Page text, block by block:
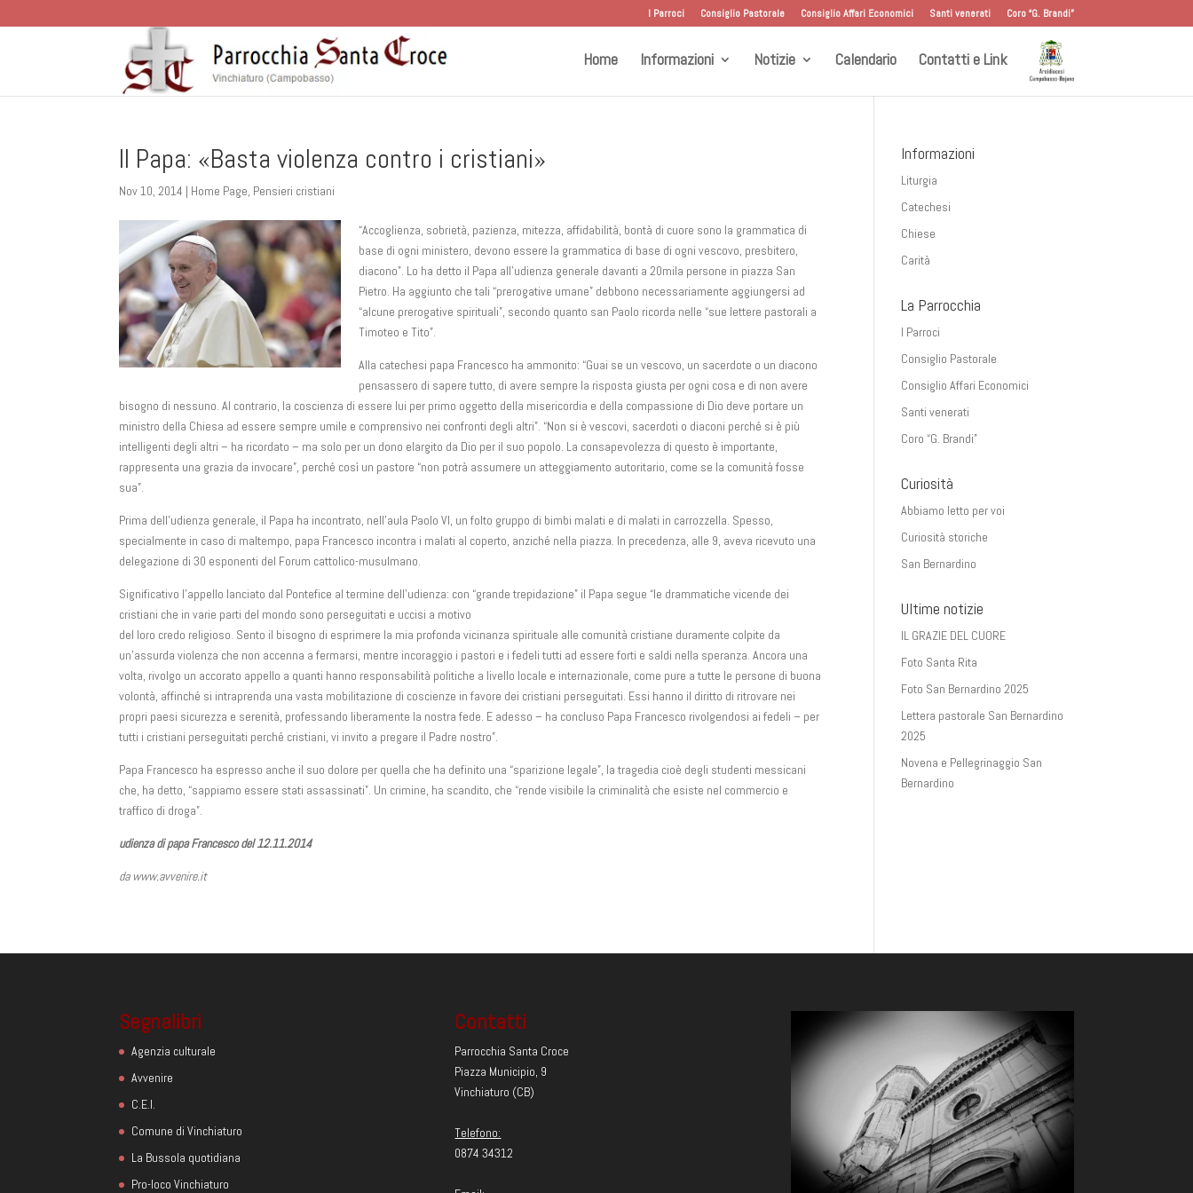
I Parroci Consiglio Pastorale Consiglio Affari Economici Santi venerati Coro “G. Brandi”
Home Informazioni Notizie Calendario Contatti e Link
Il Papa: «Basta violenza contro i cristiani»
Nov 10, 2014 | Home Page, Pensieri cristiani
“Accoglienza, sobrietà, pazienza, mitezza, affidabilità, bontà di cuore sono la grammatica di
base di ogni ministero, devono essere la grammatica di base di ogni vescovo, presbitero,
diacono”. Lo ha detto il Papa all’udienza generale davanti a 20mila persone in piazza San
Pietro. Ha aggiunto che tali “prerogative umane” debbono necessariamente aggiungersi ad
“alcune prerogative spirituali”, secondo quanto san Paolo ricorda nelle “sue lettere pastorali a
Timoteo e Tito”.
Alla catechesi papa Francesco ha ammonito: “Guai se un vescovo, un sacerdote o un diacono
pensassero di sapere tutto, di avere sempre la risposta giusta per ogni cosa e di non avere
bisogno di nessuno. Al contrario, la coscienza di essere lui per primo oggetto della misericordia e della compassione di Dio deve portare un
ministro della Chiesa ad essere sempre umile e comprensivo nei confronti degli altri”. “Non si è vescovi, sacerdoti o diaconi perché si è più
intelligenti degli altri – ha ricordato – ma solo per un dono elargito da Dio per il suo popolo. La consapevolezza di questo è importante,
rappresenta una grazia da invocare”, perché così un pastore “non potrà assumere un atteggiamento autoritario, come se la comunità fosse
sua”.
Prima dell’udienza generale, il Papa ha incontrato, nell’aula Paolo VI, un folto gruppo di bimbi malati e di malati in carrozzella. Spesso,
specialmente in caso di maltempo, papa Francesco incontra i malati al coperto, anziché nella piazza. In precedenza, alle 9, aveva ricevuto una
delegazione di 30 esponenti del Forum cattolico-musulmano.
Significativo l’appello lanciato dal Pontefice al termine dell’udienza: con “grande trepidazione” il Papa segue “le drammatiche vicende dei
cristiani che in varie parti del mondo sono perseguitati e uccisi a motivo
del loro credo religioso. Sento il bisogno di esprimere la mia profonda vicinanza spirituale alle comunità cristiane duramente colpite da
un’assurda violenza che non accenna a fermarsi, mentre incoraggio i pastori e i fedeli tutti ad essere forti e saldi nella speranza. Ancora una
volta, rivolgo un accorato appello a quanti hanno responsabilità politiche a livello locale e internazionale, come pure a tutte le persone di buona
volontà, affinché si intraprenda una vasta mobilitazione di coscienze in favore dei cristiani perseguitati. Essi hanno il diritto di ritrovare nei
propri paesi sicurezza e serenità, professando liberamente la nostra fede. E adesso – ha concluso Papa Francesco rivolgendosi ai fedeli – per
tutti i cristiani perseguitati perché cristiani, vi invito a pregare il Padre nostro”.
Papa Francesco ha espresso anche il suo dolore per quella che ha definito una “sparizione legale”, la tragedia cioè degli studenti messicani
che, ha detto, “sappiamo essere stati assassinati”. Un crimine, ha scandito, che “rende visibile la criminalità che esiste nel commercio e
traffico di droga”.
udienza di papa Francesco del 12.11.2014
da www.avvenire.it
Informazioni
Liturgia
Catechesi
Chiese
Carità
La Parrocchia
I Parroci
Consiglio Pastorale
Consiglio Affari Economici
Santi venerati
Coro “G. Brandi”
Curiosità
Abbiamo letto per voi
Curiosità storiche
San Bernardino
Ultime notizie
IL GRAZIE DEL CUORE
Foto Santa Rita
Foto San Bernardino 2025
Lettera pastorale San Bernardino
2025
Novena e Pellegrinaggio San
Bernardino
Segnalibri
Agenzia culturale
Avvenire
C.E.I.
Comune di Vinchiaturo
La Bussola quotidiana
Pro-loco Vinchiaturo
Contatti
Parrocchia Santa Croce
Piazza Municipio, 9
Vinchiaturo (CB)
Telefono:
0874 34312